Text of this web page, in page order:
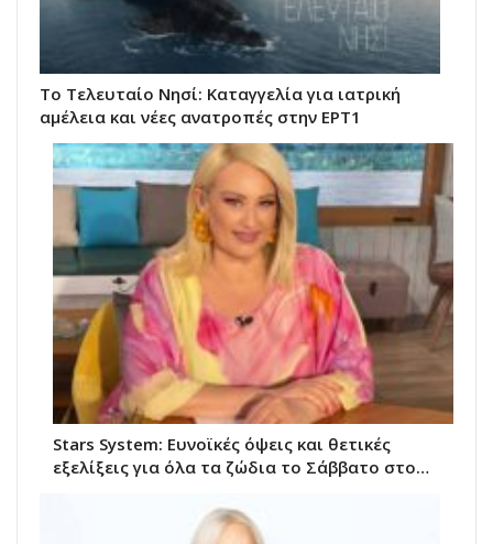
Το Τελευταίο Νησί: Καταγγελία για ιατρική
αμέλεια και νέες ανατροπές στην ΕΡΤ1
Stars System: Ευνοϊκές όψεις και θετικές
εξελίξεις για όλα τα ζώδια το Σάββατο στο…